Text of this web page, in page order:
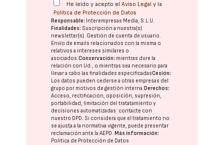
He leído y acepto elAviso Legal y la
Política de Protección de Datos
Responsable: Interempresas Media, S.L.U.
Finalidades: Suscripción a nuestra(s)
newsletter(s). Gestión de cuenta de usuario.
Envío de emails relacionados con la misma o
relativos a intereses similares o
asociados.Conservación: mientras dure la
relación con Ud., o mientras sea necesario para
llevar a cabo las finalidades especificadasCesión:
Los datos pueden cederse a otras empresas del
grupo por motivos de gestión interna. Derechos:
Acceso, rectificación, oposición, supresión,
portabilidad, limitación del tratatamiento y
decisiones automatizadas: contacte con
nuestro DPD. Si considera que el tratamiento no
se ajusta a la normativa vigente, puede presentar
reclamación ante laAEPD. Más información:
Política de Protección de Datos